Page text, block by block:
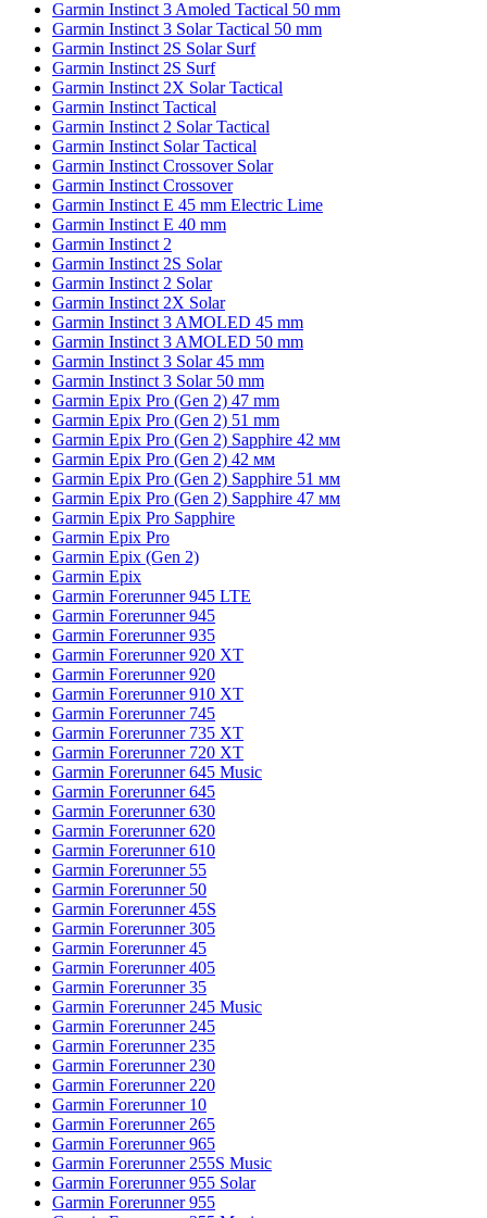
Garmin Instinct 3 Amoled Tactical 50 mm
Garmin Instinct 3 Solar Tactical 50 mm
Garmin Instinct 2S Solar Surf
Garmin Instinct 2S Surf
Garmin Instinct 2X Solar Tactical
Garmin Instinct Tactical
Garmin Instinct 2 Solar Tactical
Garmin Instinct Solar Tactical
Garmin Instinct Crossover Solar
Garmin Instinct Crossover
Garmin Instinct E 45 mm Electric Lime
Garmin Instinct E 40 mm
Garmin Instinct 2
Garmin Instinct 2S Solar
Garmin Instinct 2 Solar
Garmin Instinct 2X Solar
Garmin Instinct 3 AMOLED 45 mm
Garmin Instinct 3 AMOLED 50 mm
Garmin Instinct 3 Solar 45 mm
Garmin Instinct 3 Solar 50 mm
Garmin Epix Pro (Gen 2) 47 mm
Garmin Epix Pro (Gen 2) 51 mm
Garmin Epix Pro (Gen 2) Sapphire 42 мм
Garmin Epix Pro (Gen 2) 42 мм
Garmin Epix Pro (Gen 2) Sapphire 51 мм
Garmin Epix Pro (Gen 2) Sapphire 47 мм
Garmin Epix Pro Sapphire
Garmin Epix Pro
Garmin Epix (Gen 2)
Garmin Epix
Garmin Forerunner 945 LTE
Garmin Forerunner 945
Garmin Forerunner 935
Garmin Forerunner 920 XT
Garmin Forerunner 920
Garmin Forerunner 910 XT
Garmin Forerunner 745
Garmin Forerunner 735 XT
Garmin Forerunner 720 XT
Garmin Forerunner 645 Music
Garmin Forerunner 645
Garmin Forerunner 630
Garmin Forerunner 620
Garmin Forerunner 610
Garmin Forerunner 55
Garmin Forerunner 50
Garmin Forerunner 45S
Garmin Forerunner 305
Garmin Forerunner 45
Garmin Forerunner 405
Garmin Forerunner 35
Garmin Forerunner 245 Music
Garmin Forerunner 245
Garmin Forerunner 235
Garmin Forerunner 230
Garmin Forerunner 220
Garmin Forerunner 10
Garmin Forerunner 265
Garmin Forerunner 965
Garmin Forerunner 255S Music
Garmin Forerunner 955 Solar
Garmin Forerunner 955